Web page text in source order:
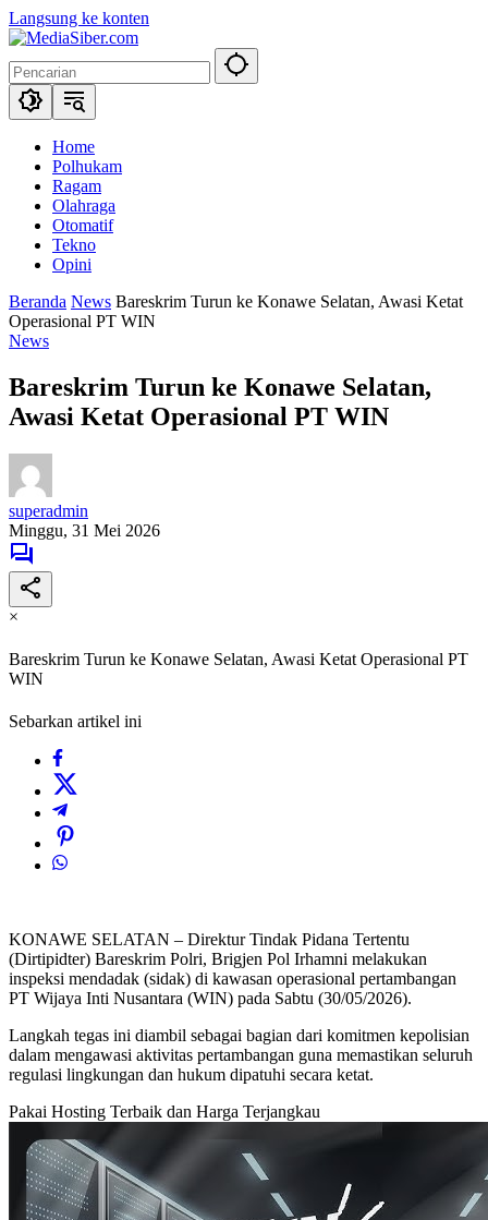
Langsung ke konten
Home
Polhukam
Ragam
Olahraga
Otomatif
Tekno
Opini
Beranda News Bareskrim Turun ke Konawe Selatan, Awasi Ketat
Operasional PT WIN
News
Bareskrim Turun ke Konawe Selatan,
Awasi Ketat Operasional PT WIN
superadmin
Minggu, 31 Mei 2026
×
Bareskrim Turun ke Konawe Selatan, Awasi Ketat Operasional PT
WIN
Sebarkan artikel ini
KONAWE SELATAN – Direktur Tindak Pidana Tertentu
(Dirtipidter) Bareskrim Polri, Brigjen Pol Irhamni melakukan
inspeksi mendadak (sidak) di kawasan operasional pertambangan
PT Wijaya Inti Nusantara (WIN) pada Sabtu (30/05/2026).
Langkah tegas ini diambil sebagai bagian dari komitmen kepolisian
dalam mengawasi aktivitas pertambangan guna memastikan seluruh
regulasi lingkungan dan hukum dipatuhi secara ketat.
Pakai Hosting Terbaik dan Harga Terjangkau